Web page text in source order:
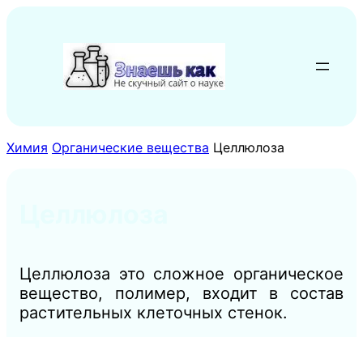
содержимому
Химия Органические вещества Целлюлоза
Целлюлоза это сложное органическое
вещество, полимер, входит в состав
растительных клеточных стенок.